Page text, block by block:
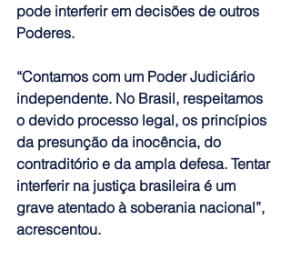
pode interferir em decisões de outros
Poderes.
“Contamos com um Poder Judiciário
independente. No Brasil, respeitamos
o devido processo legal, os princípios
da presunção da inocência, do
contraditório e da ampla defesa. Tentar
interferir na justiça brasileira é um
grave atentado à soberania nacional”,
acrescentou.